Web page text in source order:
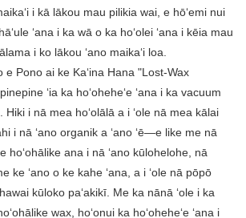
i kā lākou mau pilikia wai, e hōʻemi nui
ʻana i ka wā o ka hoʻolei ʻana i kēia mau
i ko lākou ʻano maikaʻi loa.
e Pono ai ke Kaʻina Hana "Lost-Wax
ʻia ka hoʻoheheʻe ʻana i ka vacuum
Hiki i nā mea hoʻolālā a i ʻole nā ​​mea kālai
i nā ʻano organik a ʻano ʻē—e like me nā
hoʻohālike ana i nā ʻano kūlohelohe, nā
ke ʻano o ke kahe ʻana, a i ʻole nā ​​​​​​pōpō
kūloko paʻakikī. Me ka nānā ʻole i ka
wax, hoʻonui ka hoʻoheheʻe ʻana i